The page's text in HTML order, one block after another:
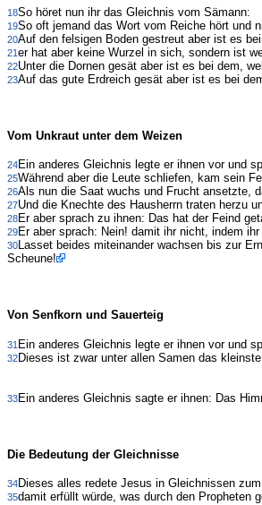
18So höret nun ihr das Gleichnis vom Sämann:
19So oft jemand das Wort vom Reiche hört und
20Auf den felsigen Boden gestreut aber ist es
21er hat aber keine Wurzel in sich, sondern ist
22Unter die Dornen gesät aber ist es bei dem,
23Auf das gute Erdreich gesät aber ist es bei
Vom Unkraut unter dem Weizen
24Ein anderes Gleichnis legte er ihnen vor und
25Während aber die Leute schliefen, kam sein
26Als nun die Saat wuchs und Frucht ansetzte,
27Und die Knechte des Hausherrn traten herzu
28Er aber sprach zu ihnen: Das hat der Feind
29Er aber sprach: Nein! damit ihr nicht, indem
30Lasset beides miteinander wachsen bis zur
Scheune!
Von Senfkorn und Sauerteig
31 Ein anderes Gleichnis legte er ihnen vor und
32Dieses ist zwar unter allen Samen das
33Ein anderes Gleichnis sagte er ihnen: Das
Die Bedeutung der Gleichnisse
34Dieses alles redete Jesus in Gleichnissen
35damit erfüllt würde, was durch den Propheten